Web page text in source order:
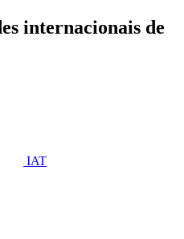
internacionais de
IAT